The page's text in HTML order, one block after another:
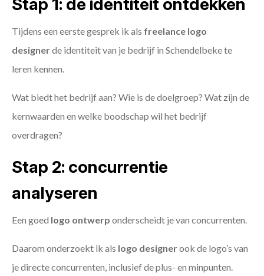
Stap 1: de identiteit ontdekken
Tijdens een eerste gesprek ik als freelance logo
designerde identiteit van je bedrijf in Schendelbeke te
leren kennen.
Wat biedt het bedrijf aan? Wie is de doelgroep? Wat zijn de
kernwaarden en welke boodschap wil het bedrijf
overdragen?
Stap 2: concurrentie
analyseren
Een goed logo ontwerp onderscheidt je van concurrenten.
Daarom onderzoekt ik als logo designerook de logo’s van
je directe concurrenten, inclusief de plus- en minpunten.